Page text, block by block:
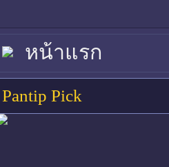
หน้าแรก
Pantip Pick